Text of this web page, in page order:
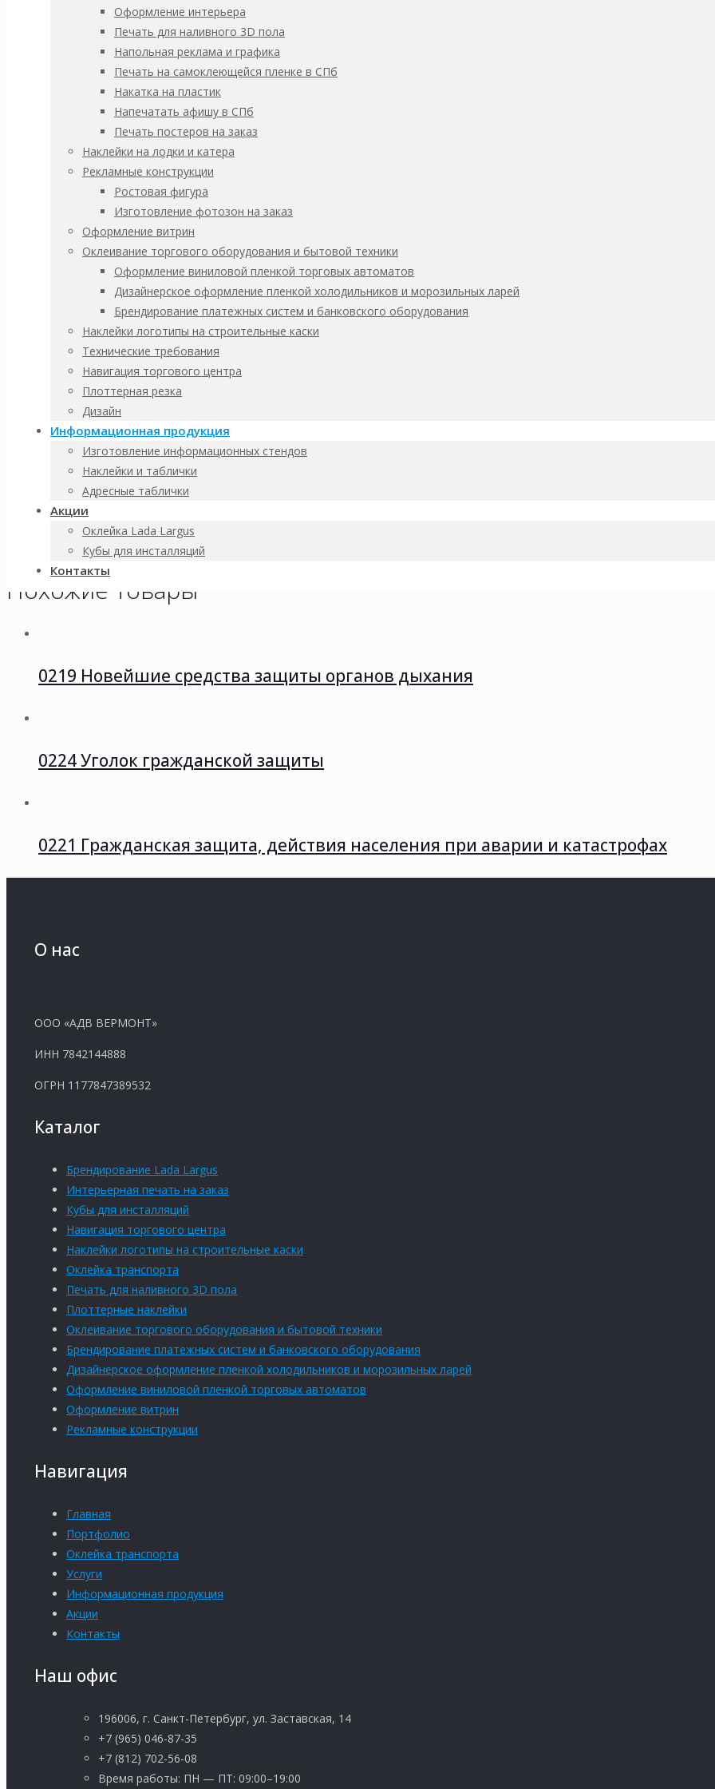
Оформление интерьера
Печать для наливного 3D пола
Напольная реклама и графика
Печать на самоклеющейся пленке в СПб
Накатка на пластик
Напечатать афишу в СПб
Печать постеров на заказ
Наклейки на лодки и катера
Рекламные конструкции
Ростовая фигура
Изготовление фотозон на заказ
Оформление витрин
Оклеивание торгового оборудования и бытовой техники
Оформление виниловой пленкой торговых автоматов
Дизайнерское оформление пленкой холодильников и морозильных ларей
Брендирование платежных систем и банковского оборудования
Наклейки логотипы на строительные каски
Технические требования
Навигация торгового центра
Плоттерная резка
Дизайн
Информационная продукция
Изготовление информационных стендов
Наклейки и таблички
Адресные таблички
Акции
Оклейка Lada Largus
Кубы для инсталляций
Контакты
Гражданская оборона
Стандартные размеры:
1250х1000 мм
Материалы:
Пластик 3 мм
Самоклеющаяся ПВХ пленка
Дополнительные опции:
Защитная ламинация
Монтажная лента (скотч)
Маркировка (логотип) заказчика
Изменение цвета, стиля
Изменение содержания, размера
по Санкт-Петербургу
до транспортной компании
возможен самовывоз
Для расчета стоимости нестандартного заказа свяжитесь с менеджером по телефону или направив письмо на электронную
Продукция полностью соответствует требованиям ГОСТ и может располагаться в государственных и бюджетных
изготовлении продукции, в наличии имеются необходимые сертификаты качества.
Похожие товары
0219 Новейшие средства защиты органов дыхания
0224 Уголок гражданской защиты
0221 Гражданская защита, действия населения при аварии и катастрофах
О нас
ООО «АДВ ВЕРМОНТ»
ИНН 7842144888
ОГРН 1177847389532
Каталог
Брендирование Lada Largus
Интерьерная печать на заказ
Кубы для инсталляций
Навигация торгового центра
Наклейки логотипы на строительные каски
Оклейка транспорта
Печать для наливного 3D пола
Плоттерные наклейки
Оклеивание торгового оборудования и бытовой техники
Брендирование платежных систем и банковского оборудования
Дизайнерское оформление пленкой холодильников и морозильных ларей
Оформление виниловой пленкой торговых автоматов
Оформление витрин
Рекламные конструкции
Навигация
Главная
Портфолио
Оклейка транспорта
Услуги
Информационная продукция
Акции
Контакты
Наш офис
196006, г. Санкт-Петербург, ул. Заставская, 14
+7 (965) 046-87-35
+7 (812) 702-56-08
Время работы: ПН — ПТ: 09:00–19:00